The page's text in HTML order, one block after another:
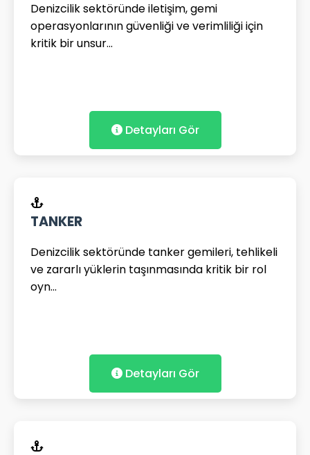
Denizcilik sektöründe iletişim, gemi
operasyonlarının güvenliği ve verimliliği için
kritik bir unsur...
Detayları Gör
TANKER
Denizcilik sektöründe tanker gemileri, tehlikeli
ve zararlı yüklerin taşınmasında kritik bir rol
oyn...
Detayları Gör